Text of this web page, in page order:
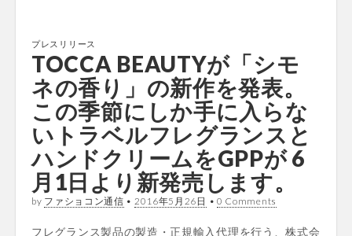
プレスリリース
TOCCA BEAUTYが「シモ
ネの香り」の新作を発表。
この季節にしか手に入らな
いトラベルフレグランスと
ハンドクリームをGPPが 6
月1日より新発売します。
by ファショコン通信 • 2016年5月26日 • 0 Comments
フレグランス製品の製造・正規輸入代理を行う、株式会